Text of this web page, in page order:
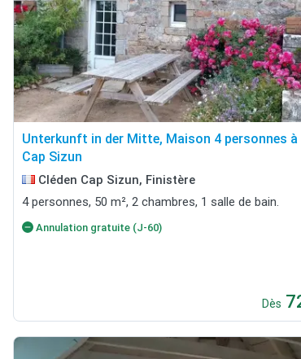
Unterkunft in der Mitte, Maison 4 personnes à
Cap Sizun
Cléden Cap Sizun, Finistère
4 personnes, 50 m², 2 chambres, 1 salle de bain.
Annulation gratuite (J-60)
Dès